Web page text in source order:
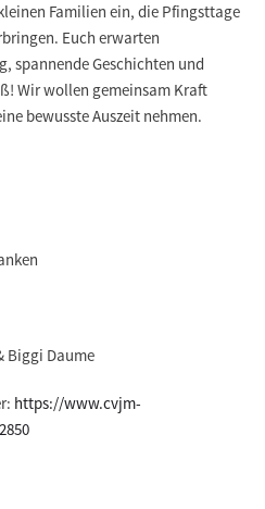
Familien ein, die Pfingsttage
Euch erwarten
spannende Geschichten und
Wir wollen gemeinsam Kraft
bewusste Auszeit nehmen.
Biggi Daume
https://www.cvjm-